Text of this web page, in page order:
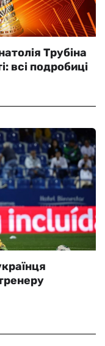
Трубіна
всі подробиці